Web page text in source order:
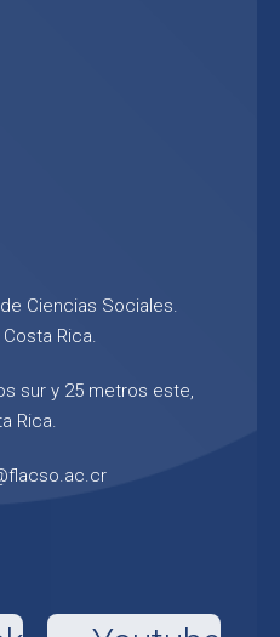
Ciencias Sociales.
Rica.
sur y 25 metros este,
Rica.